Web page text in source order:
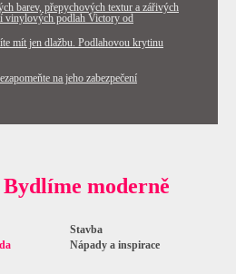
barev, přepychových textur a zářivých
vinylových podlah Victory od
mít jen dlažbu. Podlahovou krytinu
na jeho zabezpečení
moderně
Stavba
Nápady a inspirace